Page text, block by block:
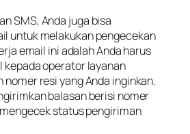
SMS, Anda juga bisa
untuk melakukan pengecekan
email ini adalah Anda harus
kepada operator layanan
nomer resi yang Anda inginkan.
balasan berisi nomer
status pengiriman